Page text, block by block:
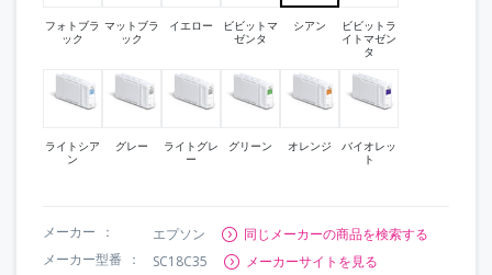
フォトブラ
ック
マットブラ
ック
イエロー
ビビットマ
ゼンタ
シアン
ビビットラ
イトマゼン
タ
ライトシア
ン
グレー
ライトグレ
ー
グリーン オレンジ
バイオレッ
ト
メーカー エプソン
同じメーカーの商品を検索する
メーカー型番
SC18C35 メーカーサイトを見る